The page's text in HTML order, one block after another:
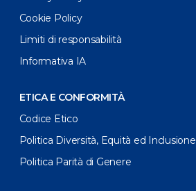
Cookie Policy
Limiti di responsabilità
Informativa IA
ETICA E CONFORMITÀ
Codice Etico
Politica Diversità, Equità ed Inclusione
Politica Parità di Genere